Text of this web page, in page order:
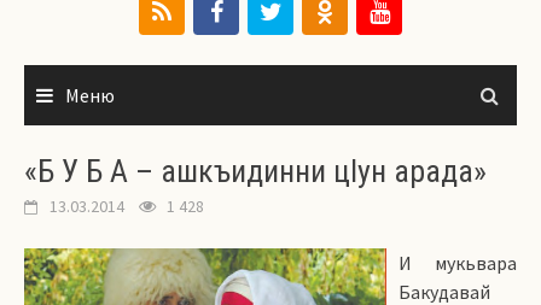
Меню
«Б У Б А – ашкъидинни цIун арада»
13.03.2014 1 428
И мукьвара
Бакудавай